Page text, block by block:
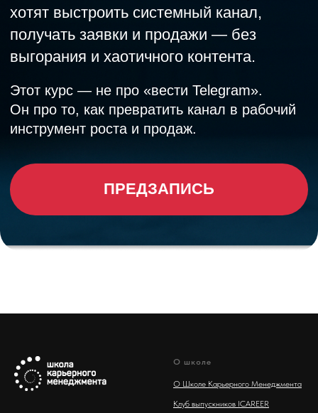
О школе
О Школе Карьерного Менеджмента
Клуб выпускников ICAREER